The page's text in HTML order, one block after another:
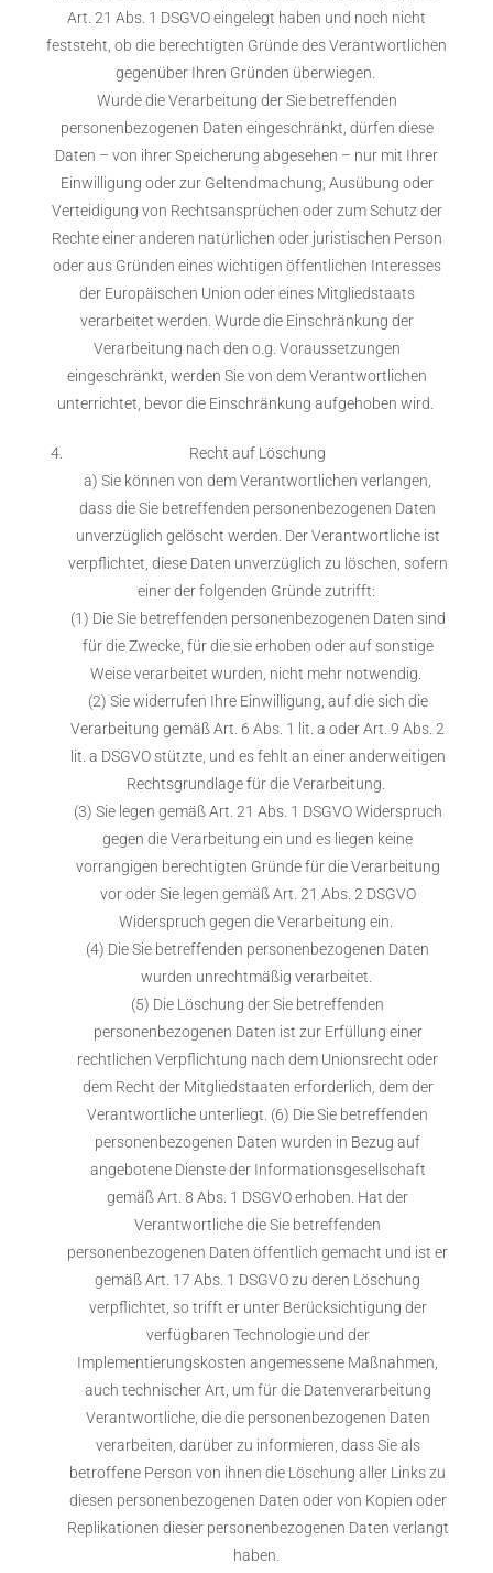
Art. 21 Abs. 1 DSGVO eingelegt haben und noch nicht
feststeht, ob die berechtigten Gründe des Verantwortlichen
gegenüber Ihren Gründen überwiegen.
Wurde die Verarbeitung der Sie betreffenden
personenbezogenen Daten eingeschränkt, dürfen diese
Daten – von ihrer Speicherung abgesehen – nur mit Ihrer
Einwilligung oder zur Geltendmachung, Ausübung oder
Verteidigung von Rechtsansprüchen oder zum Schutz der
Rechte einer anderen natürlichen oder juristischen Person
oder aus Gründen eines wichtigen öffentlichen Interesses
der Europäischen Union oder eines Mitgliedstaats
verarbeitet werden. Wurde die Einschränkung der
Verarbeitung nach den o.g. Voraussetzungen
eingeschränkt, werden Sie von dem Verantwortlichen
unterrichtet, bevor die Einschränkung aufgehoben wird.
Recht auf Löschung
a) Sie können von dem Verantwortlichen verlangen,
dass die Sie betreffenden personenbezogenen Daten
unverzüglich gelöscht werden. Der Verantwortliche ist
verpflichtet, diese Daten unverzüglich zu löschen, sofern
einer der folgenden Gründe zutrifft:
(1) Die Sie betreffenden personenbezogenen Daten sind
für die Zwecke, für die sie erhoben oder auf sonstige
Weise verarbeitet wurden, nicht mehr notwendig.
(2) Sie widerrufen Ihre Einwilligung, auf die sich die
Verarbeitung gemäß Art. 6 Abs. 1 lit. a oder Art. 9 Abs. 2
lit. a DSGVO stützte, und es fehlt an einer anderweitigen
Rechtsgrundlage für die Verarbeitung.
(3) Sie legen gemäß Art. 21 Abs. 1 DSGVO Widerspruch
gegen die Verarbeitung ein und es liegen keine
vorrangigen berechtigten Gründe für die Verarbeitung
vor oder Sie legen gemäß Art. 21 Abs. 2 DSGVO
Widerspruch gegen die Verarbeitung ein.
(4) Die Sie betreffenden personenbezogenen Daten
wurden unrechtmäßig verarbeitet.
(5) Die Löschung der Sie betreffenden
personenbezogenen Daten ist zur Erfüllung einer
rechtlichen Verpflichtung nach dem Unionsrecht oder
dem Recht der Mitgliedstaaten erforderlich, dem der
Verantwortliche unterliegt. (6) Die Sie betreffenden
personenbezogenen Daten wurden in Bezug auf
angebotene Dienste der Informationsgesellschaft
gemäß Art. 8 Abs. 1 DSGVO erhoben. Hat der
Verantwortliche die Sie betreffenden
personenbezogenen Daten öffentlich gemacht und ist er
gemäß Art. 17 Abs. 1 DSGVO zu deren Löschung
verpflichtet, so trifft er unter Berücksichtigung der
verfügbaren Technologie und der
Implementierungskosten angemessene Maßnahmen,
auch technischer Art, um für die Datenverarbeitung
Verantwortliche, die die personenbezogenen Daten
verarbeiten, darüber zu informieren, dass Sie als
betroffene Person von ihnen die Löschung aller Links zu
diesen personenbezogenen Daten oder von Kopien oder
Replikationen dieser personenbezogenen Daten verlangt
haben.